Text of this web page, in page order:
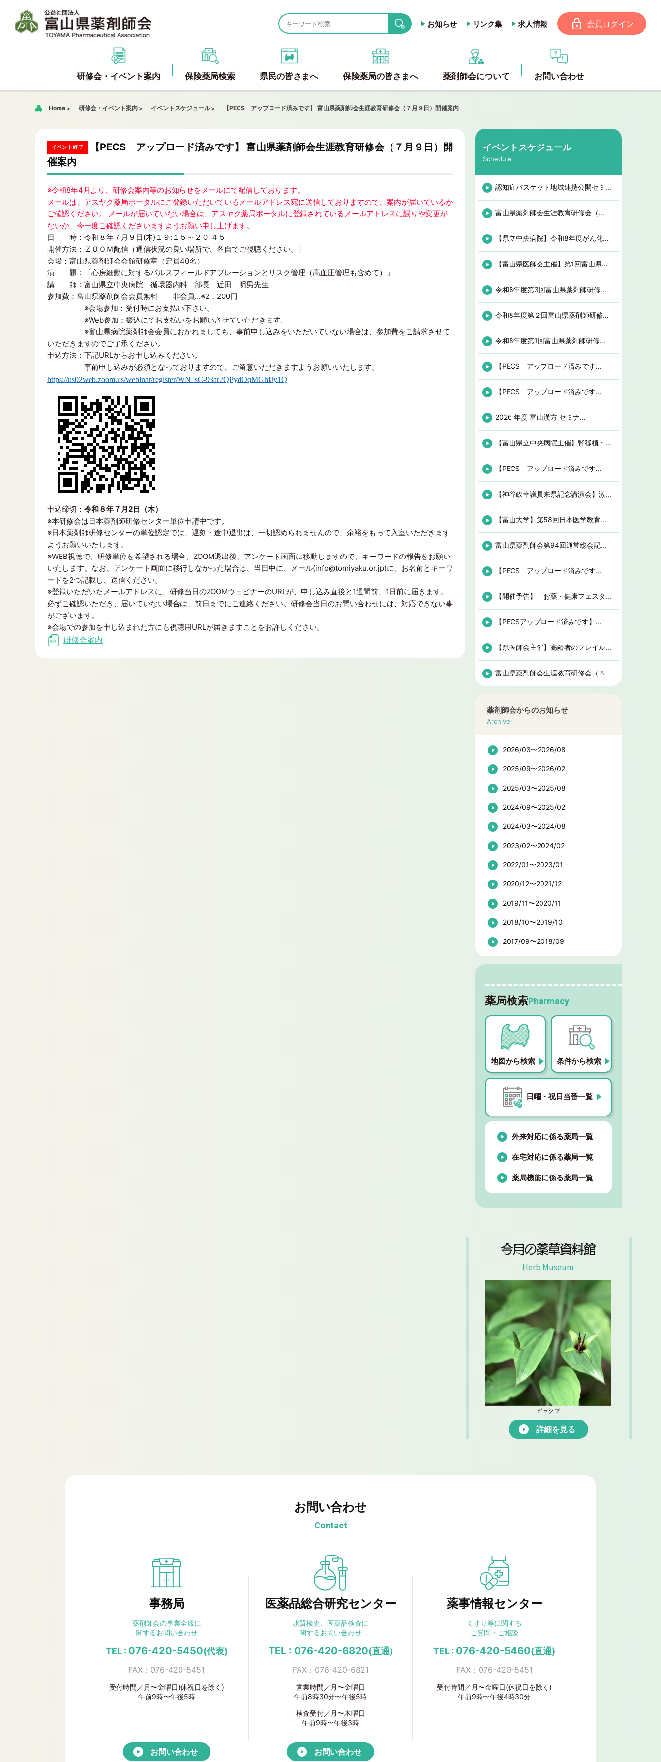
search お知らせ リンク集 求人情報 会員ログイン
研修会・イベント案内 保険薬局検索 県民の皆さまへ 保険薬局の皆さまへ 薬剤師会について お問い合わせ
Home 研修会・イベント案内 イベントスケジュール 【PECS アップロード済みです】 富山県薬剤師会生涯教育研修会（７月９日）開催案内
イベント終了
【PECS アップロード済みです】 富山県薬剤師会生涯教育研修会（７月９日）開
催案内
※令和8年4月より、研修会案内等のお知らせをメールにて配信しております。
メールは、アスヤク薬局ポータルにご登録いただいているメールアドレス宛に送信しておりますので、案内が届いているか
ご確認ください。 メールが届いていない場合は、アスヤク薬局ポータルに登録されているメールアドレスに誤りや変更が
ないか、今一度ご確認くださいますようお願い申し上げます。
日 時：令和８年７月９日(木)１９:１５～２０:４５
開催方法：ＺＯＯＭ配信（通信状況の良い場所で、各自でご視聴ください。）
会場：富山県薬剤師会会館研修室（定員40名）
演 題：「心房細動に対するパルスフィールドアブレーションとリスク管理（高血圧管理も含めて）」
講 師：富山県立中央病院 循環器内科 部長 近田 明男先生
参加費：富山県薬剤師会会員無料 非会員…※2，200円
※会場参加：受付時にお支払い下さい。
※Web参加：振込にてお支払いをお願いさせていただきます。
※富山県病院薬剤師会会員におかれましても、事前申し込みをいただいていない場合は、参加費をご請求させて
いただきますのでご了承ください。
申込方法：下記URLからお申し込みください。
事前申し込みが必須となっておりますので、ご留意いただきますようお願いいたします。
https://us02web.zoom.us/webinar/register/WN_sC-93ar2QPydOqMGhfJy1Q
申込締切： 令和８年７月2日（木）
※本研修会は日本薬剤師研修センター単位申請中です。
※日本薬剤師研修センターの単位認定では、遅刻・途中退出は、一切認められませんので、余裕をもって入室いただきます
ようお願いいたします。
※WEB視聴で、研修単位を希望される場合、ZOOM退出後、アンケート画面に移動しますので、キーワードの報告をお願い
いたします。なお、アンケート画面に移行しなかった場合は、当日中に、メール(info@tomiyaku.or.jp)に、お名前とキーワ
ードを2つ記載し、送信ください。
※登録いただいたメールアドレスに、研修当日のZOOMウェビナーのURLが、申し込み直後と1週間前、1日前に届きます。
必ずご確認いただき、届いていない場合は、前日までにご連絡ください。研修会当日のお問い合わせには、対応できない事
がございます。
※会場での参加を申し込まれた方にも視聴用URLが届きますことをお許しください。
研修会案内
イベントスケジュール
Schedule
認知症バスケット地域連携公開セミ...
富山県薬剤師会生涯教育研修会（...
【県立中央病院】令和8年度がん化...
【富山県医師会主催】第1回富山県...
令和8年度第3回富山県薬剤師研修...
令和8年度第２回富山県薬剤師研修...
令和8年度第1回富山県薬剤師研修...
【PECS アップロード済みです...
【PECS アップロード済みです...
2026 年度 富山漢方 セミナ...
【富山県立中央病院主催】腎移植・...
【PECS アップロード済みです...
【神谷政幸議員来県記念講演会】激...
【富山大学】第58回日本医学教育...
富山県薬剤師会第94回通常総会記...
【PECS アップロード済みです...
【開催予告】「お薬・健康フェスタ...
【PECSアップロード済みです】...
【県医師会主催】高齢者のフレイル...
富山県薬剤師会生涯教育研修会（５...
薬剤師会からのお知らせ
Archive
2026/03〜2026/08
2025/09〜2026/02
2025/03〜2025/08
2024/09〜2025/02
2024/03〜2024/08
2023/02〜2024/02
2022/01〜2023/01
2020/12〜2021/12
2019/11〜2020/11
2018/10〜2019/10
2017/09〜2018/09
薬局検索Pharmacy
地図から検索 条件から検索
日曜・祝日当番一覧
外来対応に係る薬局一覧
在宅対応に係る薬局一覧
薬局機能に係る薬局一覧
今月の薬草資料館
Herb Museum
ビャクブ
詳細を見る
お問い合わせ
Contact
事務局
薬剤師会の事業全般に
関するお問い合わせ
TEL : 076-420-5450(代表)
FAX：076-420-5451
受付時間／月〜金曜日(休祝日を除く)
午前9時〜午後5時
お問い合わせ
医薬品総合研究センター
水質検査、医薬品検査に
関するお問い合わせ
TEL : 076-420-6820(直通)
FAX：076-420-6821
営業時間／月〜金曜日
午前8時30分〜午後5時
検査受付／月〜木曜日
午前9時〜午後3時
お問い合わせ
薬事情報センター
くすり等に関する
ご質問・ご相談
TEL : 076-420-5460(直通)
FAX：076-420-5451
受付時間／月〜金曜日(休祝日を除く)
午前9時〜午後4時30分